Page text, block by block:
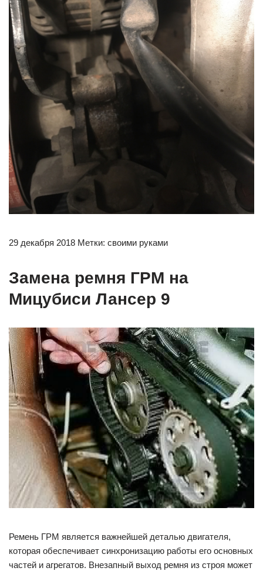
29 декабря 2018 Метки: своими руками
Замена ремня ГРМ на
Мицубиси Лансер 9
Ремень ГРМ является важнейшей деталью двигателя,
которая обеспечивает синхронизацию работы его основных
частей и агрегатов. Внезапный выход ремня из строя может